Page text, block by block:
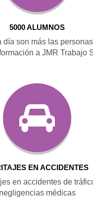
5000 ALUMNOS
día son más las
a JMR Trabajo
EN ACCIDENTES
en accidentes de
negligencias médicas